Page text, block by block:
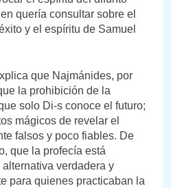
quería consultar sobre el
y el espíritu de Samuel
que Najmánides, por
la prohibición de la
solo Di-s conoce el futuro;
mágicos de revelar el
falsos y poco fiables. De
que la profecía está
verdadera y
para quienes practicaban la